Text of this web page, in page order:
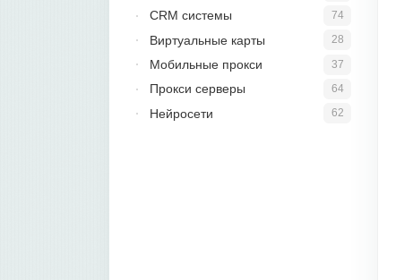
74
CRM системы
28
Виртуальные карты
37
Мобильные прокси
64
Прокси серверы
62
Нейросети